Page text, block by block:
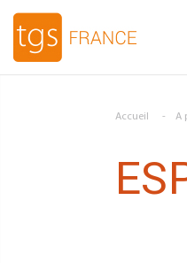
Accueil A